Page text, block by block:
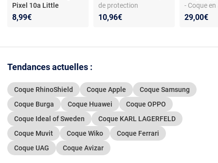
Pixel 10a Little
Boutik©
8,99€
de protection
transparente avec
10,96€
- Coque
MagSafe
29,00€
Tendances actuelles :
Coque RhinoShield Coque Apple
Coque Samsung
Coque Burga
Coque Huawei
Coque OPPO
Coque Ideal of Sweden
Coque KARL LAGERFELD
Coque Muvit
Coque Wiko
Coque Ferrari
Coque UAG
Coque Avizar